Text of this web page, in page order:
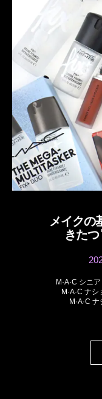
メイクの
きたつ
M·A·C シニ
M·A·C ナ
M·A·C